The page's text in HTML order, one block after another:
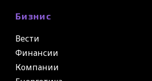
Бизнис
Вести
Финансии
Компании